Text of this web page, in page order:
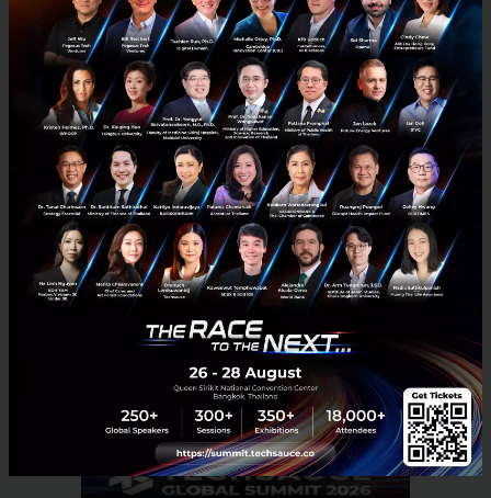
Apply now:https://shorturl.at/iuyfw
More info:https://shorturl.at/wXJYe
Contact info:aiei@cmkl.ac.th , +66 61 394 2500
etda unesco Beyond Green AI cmkl-university
No comment